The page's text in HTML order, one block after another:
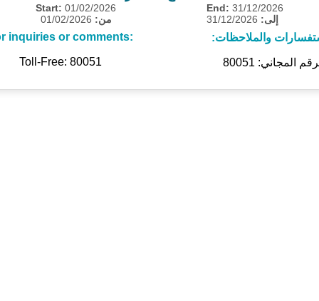
Start: 01/02/2026 End: 31/12/2026
من:
إلى:
inquiries or comments:
والملاحظات:
Toll-Free: 80051
المجاني: 80051